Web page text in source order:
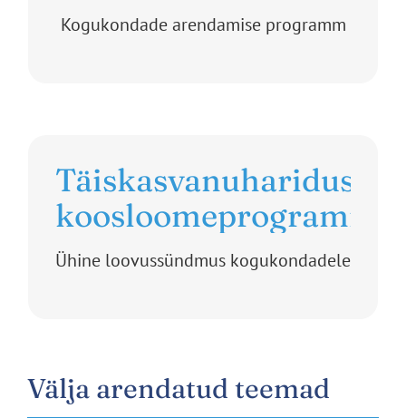
Kogukondade arendamise programm
Täiskasvanuhariduse
koosloomeprogramm
Ühine loovussündmus kogukondadele
Välja arendatud teemad